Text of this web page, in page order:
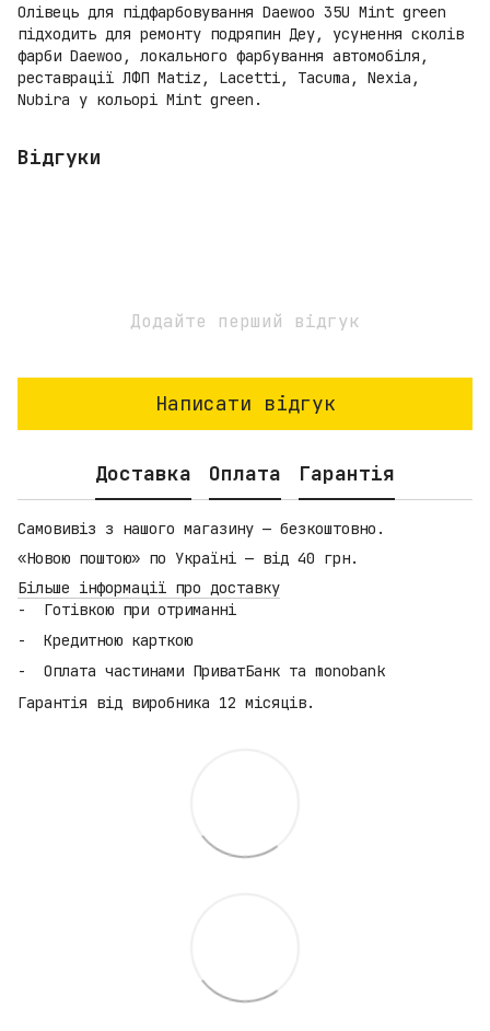
Олівець для підфарбовування Daewoo 35U Mint green
підходить для ремонту подряпин Деу, усунення сколів
фарби Daewoo, локального фарбування автомобіля,
реставрації ЛФП Matiz, Lacetti, Tacuma, Nexia,
Nubira у кольорі Mint green.
Відгуки
Додайте перший відгук
Написати відгук
Доставка Оплата Гарантія
Самовивіз з нашого магазину — безкоштовно.
«Новою поштою» по Україні — від 40 грн.
Більше інформації про доставку
Готівкою при отриманні
Кредитною карткою
Оплата частинами ПриватБанк та monobank
Гарантія від виробника 12 місяців.